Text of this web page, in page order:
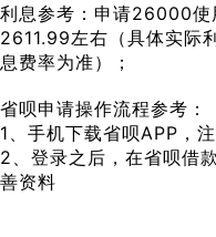
利息参考：申请26000使
2611.99左右（具体实际
息费率为准）；
省呗申请操作流程参考：
1、手机下载省呗APP，注
2、登录之后，在省呗借
善资料